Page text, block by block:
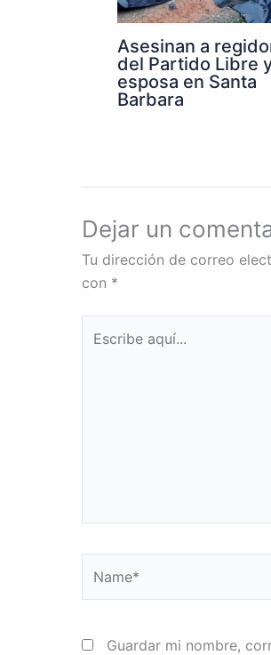
Asesinan a
del Partido Libre
esposa en Santa
Barbara
Dejar un
Tu dirección de correo
con *
aquí...
Guardar mi nombre,